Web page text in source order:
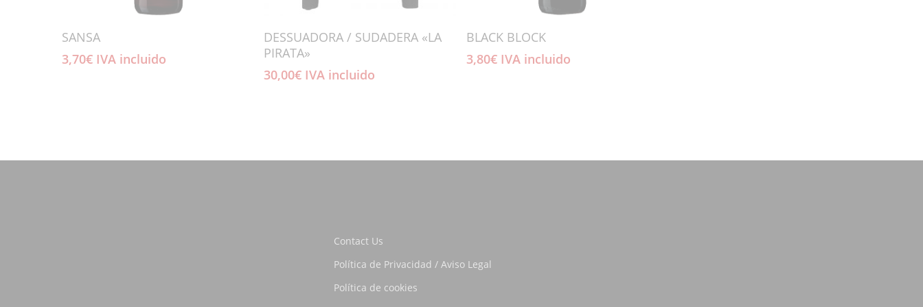
SANSA
3,70€ IVA incluido
Añadir Al Carrito
DESSUADORA / SUDADERA «LA
PIRATA»
30,00€ IVA incluido
Añadir Al Carrito
BLACK BLOCK
3,80€ IVA incluido
Contact Us
Política de Privacidad / Aviso Legal
Política de cookies